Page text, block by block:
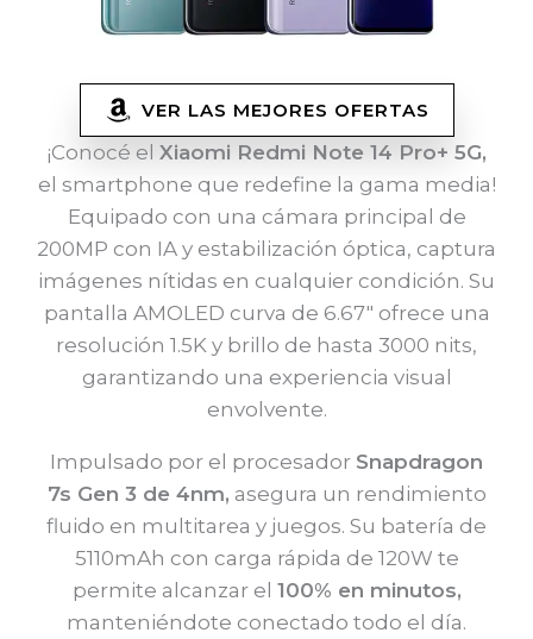
VER LAS MEJORES OFERTAS
¡Conocé el Xiaomi Redmi Note 14 Pro+ 5G,
el smartphone que redefine la gama media!
Equipado con una cámara principal de
200MP con IA y estabilización óptica, captura
imágenes nítidas en cualquier condición. Su
pantalla AMOLED curva de 6.67″ ofrece una
resolución 1.5K y brillo de hasta 3000 nits,
garantizando una experiencia visual
envolvente.
Impulsado por el procesador Snapdragon
7s Gen 3 de 4nm, asegura un rendimiento
fluido en multitarea y juegos. Su batería de
5110mAh con carga rápida de 120W te
permite alcanzar el 100% en minutos,
manteniéndote conectado todo el día.